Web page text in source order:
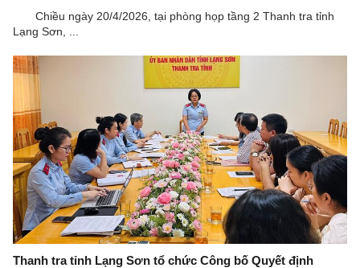
Chiều ngày 20/4/2026, tại phòng họp tầng 2 Thanh tra tỉnh
Lạng Sơn, ...
Thanh tra tỉnh Lạng Sơn tổ chức Công bố Quyết định